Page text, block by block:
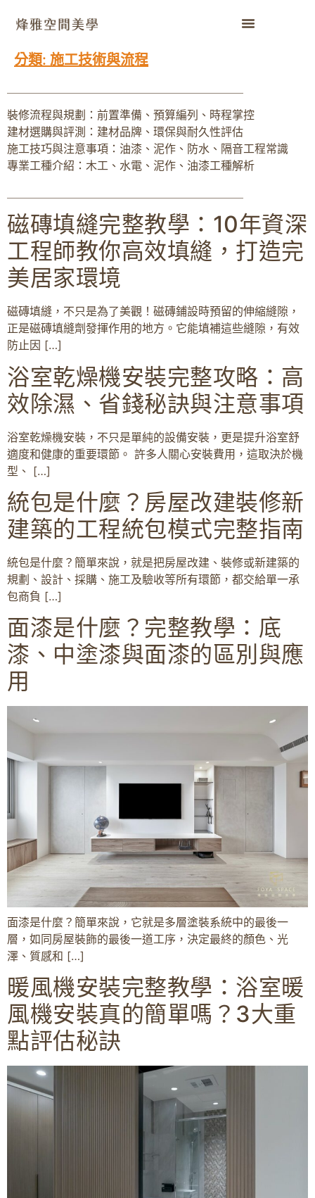
分類: 施工技術與流程
裝修流程與規劃：前置準備、預算編列、時程掌控
建材選購與評測：建材品牌、環保與耐久性評估
施工技巧與注意事項：油漆、泥作、防水、隔音工程常識
專業工種介紹：木工、水電、泥作、油漆工種解析
磁磚填縫完整教學：10年資深
工程師教你高效填縫，打造完
美居家環境
磁磚填縫，不只是為了美觀！磁磚鋪設時預留的伸縮縫隙，
正是磁磚填縫劑發揮作用的地方。它能填補這些縫隙，有效
防止因 […]
浴室乾燥機安裝完整攻略：高
效除濕、省錢秘訣與注意事項
浴室乾燥機安裝，不只是單純的設備安裝，更是提升浴室舒
適度和健康的重要環節。 許多人關心安裝費用，這取決於機
型、 […]
統包是什麼？房屋改建裝修新
建築的工程統包模式完整指南
統包是什麼？簡單來說，就是把房屋改建、裝修或新建築的
規劃、設計、採購、施工及驗收等所有環節，都交給單一承
包商負 […]
面漆是什麼？完整教學：底
漆、中塗漆與面漆的區別與應
用
面漆是什麼？簡單來說，它就是多層塗裝系統中的最後一
層，如同房屋裝飾的最後一道工序，決定最終的顏色、光
澤、質感和 […]
暖風機安裝完整教學：浴室暖
風機安裝真的簡單嗎？3大重
點評估秘訣